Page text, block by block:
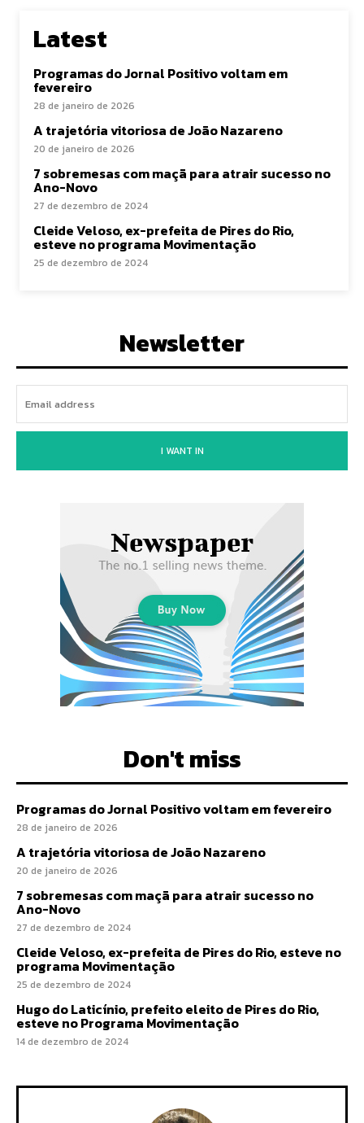
Latest
Programas do Jornal Positivo voltam em
fevereiro
28 de janeiro de 2026
A trajetória vitoriosa de João Nazareno
20 de janeiro de 2026
7 sobremesas com maçã para atrair sucesso no
Ano-Novo
27 de dezembro de 2024
Cleide Veloso, ex-prefeita de Pires do Rio,
esteve no programa Movimentação
25 de dezembro de 2024
Newsletter
I WANT IN
Don't miss
Programas do Jornal Positivo voltam em fevereiro
28 de janeiro de 2026
A trajetória vitoriosa de João Nazareno
20 de janeiro de 2026
7 sobremesas com maçã para atrair sucesso no
Ano-Novo
27 de dezembro de 2024
Cleide Veloso, ex-prefeita de Pires do Rio, esteve no
programa Movimentação
25 de dezembro de 2024
Hugo do Laticínio, prefeito eleito de Pires do Rio,
esteve no Programa Movimentação
14 de dezembro de 2024